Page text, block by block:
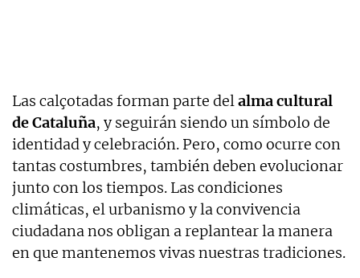
Las calçotadas forman parte delalma cultural
de Cataluña, y seguirán siendo un símbolo de
identidad y celebración. Pero, como ocurre con
tantas costumbres, también deben evolucionar
junto con los tiempos. Las condiciones
climáticas, el urbanismo y la convivencia
ciudadana nos obligan a replantear la manera
en que mantenemos vivas nuestras tradiciones.